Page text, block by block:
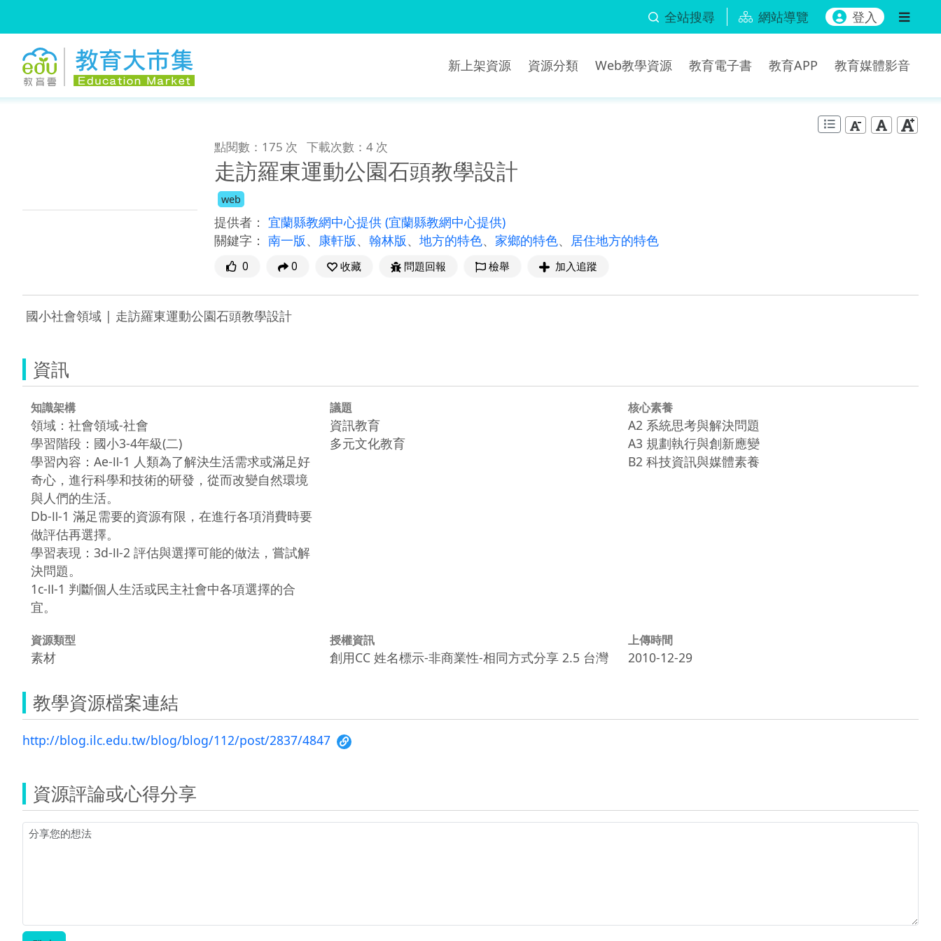
全站搜尋 網站導覽 登入
新上架資源 資源分類 Web教學資源 教育電子書 教育APP 教育媒體影音
點閱數：175 次 下載次數：4 次
走訪羅東運動公園石頭教學設計
web
提供者： 宜蘭縣教網中心提供 (宜蘭縣教網中心提供)
關鍵字： 南一版、 康軒版、 翰林版、 地方的特色、 家鄉的特色、 居住地方的特色
0 0 收藏 問題回報 檢舉 加入追蹤
國小社會領域 | 走訪羅東運動公園石頭教學設計
資訊
知識架構
領域：社會領域-社會
學習階段：國小3-4年級(二)
學習內容：Ae-Ⅱ-1 人類為了解決生活需求或滿足好
奇心，進行科學和技術的研發，從而改變自然環境
與人們的生活。
Db-Ⅱ-1 滿足需要的資源有限，在進行各項消費時要
做評估再選擇。
學習表現：3d-Ⅱ-2 評估與選擇可能的做法，嘗試解
決問題。
1c-Ⅱ-1 判斷個人生活或民主社會中各項選擇的合
宜。
議題
資訊教育
多元文化教育
核心素養
A2 系統思考與解決問題
A3 規劃執行與創新應變
B2 科技資訊與媒體素養
資源類型
素材
授權資訊
創用CC 姓名標示-非商業性-相同方式分享 2.5 台灣
上傳時間
2010-12-29
教學資源檔案連結
http://blog.ilc.edu.tw/blog/blog/112/post/2837/4847
資源評論或心得分享